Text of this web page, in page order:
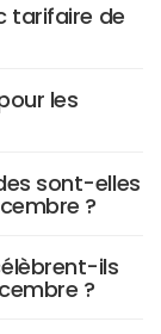
tarifaire de
les
sont-elles
?
ils
?